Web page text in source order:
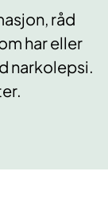
råd
har eller
narkolepsi.